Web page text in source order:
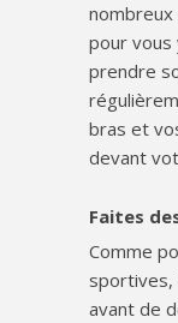
pour vous
prendre
bras et
devant
Faites
Comme
sportives,
avant de